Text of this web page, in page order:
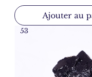
Ajouter au
53